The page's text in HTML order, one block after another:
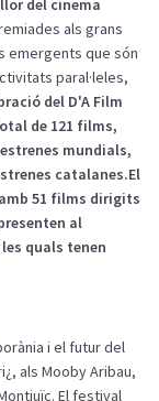
del cinema
als grans
emergents que són
paral·leles,
del D'A Film
de 121 films,
mundials,
catalanes.El
51 films dirigits
al
quals tenen
i el futur del
als Mooby Aribau,
El festival